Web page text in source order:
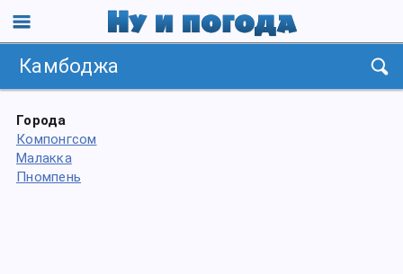
Камбоджа
Города
Компонгсом
Малакка
Пномпень